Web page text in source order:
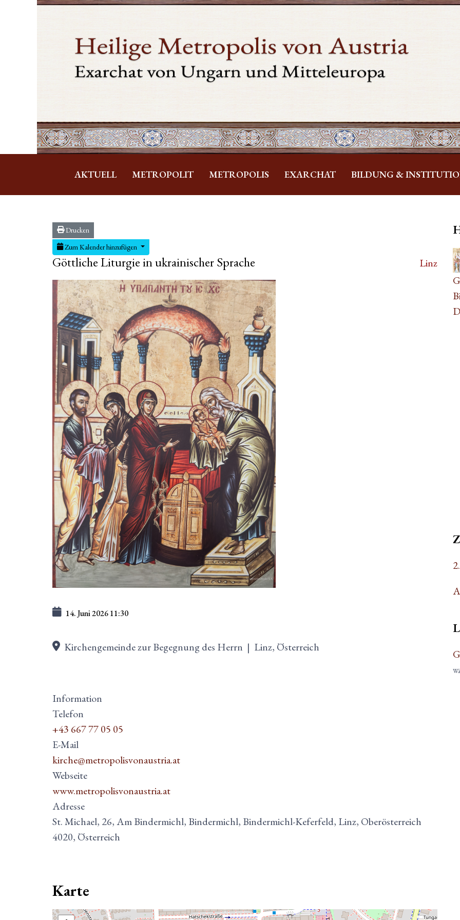
AKTUELL METROPOLIT METROPOLIS EXARCHAT BILDUNG &
Drucken
Zum Kalender hinzufügen
Göttliche Liturgie in ukrainischer Sprache Linz
14. Juni 202611:30
Kirchengemeinde zur Begegnung des Herrn | Linz, Österreich
Information
Telefon
+43 667 77 05 05
E-Mail
kirche@metropolisvonaustria.at
Webseite
www.metropolisvonaustria.at
Adresse
St. Michael, 26, Am Bindermichl, Bindermichl, Bindermichl-Keferfeld, Linz, Oberösterreich
4020, Österreich
Karte